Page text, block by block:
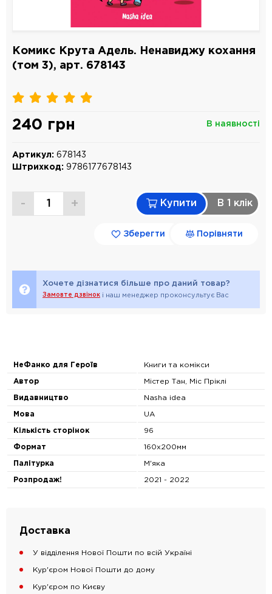
Комикс Крута Адель. Ненавиджу кохання
(том 3), арт. 678143
В наявності
240 грн
Артикул: 678143
Штрихкод: 9786177678143
- + Купити В 1 клiк
Зберегти Порівняти
Хочете дізнатися більше про даний товар?
Замовте дзвінок і наш менеджер проконсультує Вас
НеФанко для Героїв Книги та комікси
Автор Містер Тан, Міс Пріклі
Видавництво Nasha idea
Мова UA
Кількість сторінок 96
Формат 160x200мм
Палітурка М'яка
Розпродаж! 2021 - 2022
Доставка
У відділення Нової Пошти по всій Україні
Кур'єром Нової Пошти до дому
Кур'єром по Києву